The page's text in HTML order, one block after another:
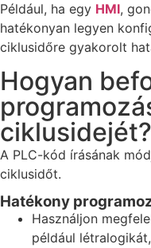
Például, ha egy HMI,
hatékonyan legyen
ciklusidőre gyakorolt
Hogyan
ciklusidejét?
A PLC-kód írásának
ciklusidőt.
Hatékony
Használjon
például